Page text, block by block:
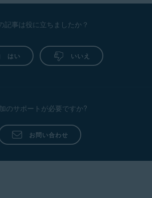
記事は役に立ちましたか？
はい いいえ
のサポートが必要ですか?
お問い合わせ